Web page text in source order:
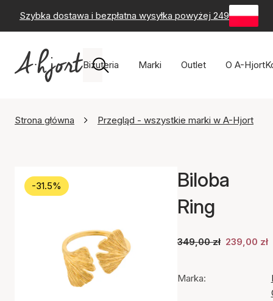
Szybka dostawa i bezpłatna wysyłka powyżej 249 zł -
Biżuteria Marki Outlet O A-Hjort
Strona główna Przegląd - wszystkie marki w A-Hjort
-31.5%
Biloba
Ring
349,00 zł 239,00 zł
Marka: